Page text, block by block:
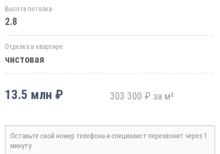
Высота потолка
2.8
Отделка в квартире
чистовая
13.5 млн ₽ 303 300 ₽ за м²
Оставьте свой номер телефона и специалист перезвонит через 1
минуту